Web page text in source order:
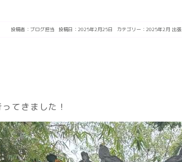
投稿者： ブログ担当 投稿日：2025年2月25日 カテゴリー： 2025年2月 出張
てきました！